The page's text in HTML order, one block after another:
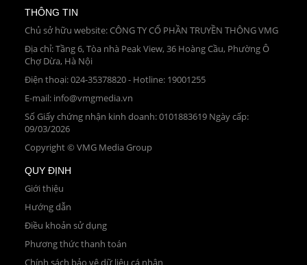
THÔNG TIN
Chủ sở hữu website: CÔNG TY CỔ PHẦN TRUYỀN THÔNG VMG
Địa chỉ: Tầng 6, Tòa nhà Peak View, 36 Hoàng Cầu, Phường Ô
Chợ Dừa, Hà Nội
Điện thoại: 024-35378820 - Hotline: 19001255
E-mail: info@vmgmedia.vn
Số Giấy chứng nhận kinh doanh: 0101883619 Ngày cấp:
09/03/2026
Copyright © VMG Media Group
QUY ĐỊNH
Giới thiệu
Hướng dẫn
Điều khoản sử dụng
Phương thức thanh toán
Chính sách bảo vệ dữ liệu cá nhân